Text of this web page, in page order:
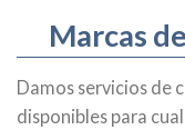
Marcas
Damos servicios de
disponibles para